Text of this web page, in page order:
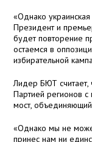
«Однако
Президент и
будет повторение
остаемся в
избирательной
Лидер БЮТ считает,
Партией регионов
мост,
«Однако мы не
принес нам ни